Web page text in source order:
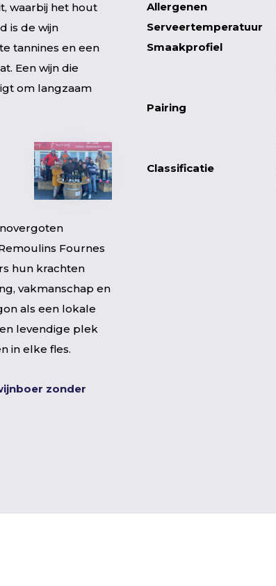
waarbij het hout
is de wijn
tannines en een
Een wijn die
om langzaam
Fournes
hun krachten
vakmanschap en
als een lokale
levendige plek
in elke fles.
zonder
Allergenen
Serveertemperatuur
Smaakprofiel
Pairing
Classificatie